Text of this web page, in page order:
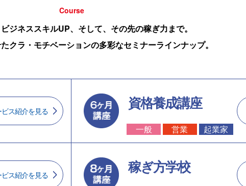
Course
ジネススキルUP、そして、その先の稼ぎ力まで。
クラ・モチベーションの多彩なセミナーラインナップ。
ス紹介を見る 資格養成講座
一般 営業 起業家
ス紹介を見る 稼ぎ方学校